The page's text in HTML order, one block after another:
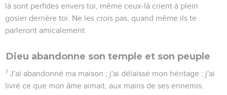
là sont perfides envers toi, même ceux-là crient à plein
gosier derrière toi. Ne les crois pas, quand même ils te
parleront amicalement.
Dieu abandonne son temple et son peuple
7 J'ai abandonné ma maison ; j'ai délaissé mon héritage ; j'ai
livré ce que mon âme aimait, aux mains de ses ennemis.